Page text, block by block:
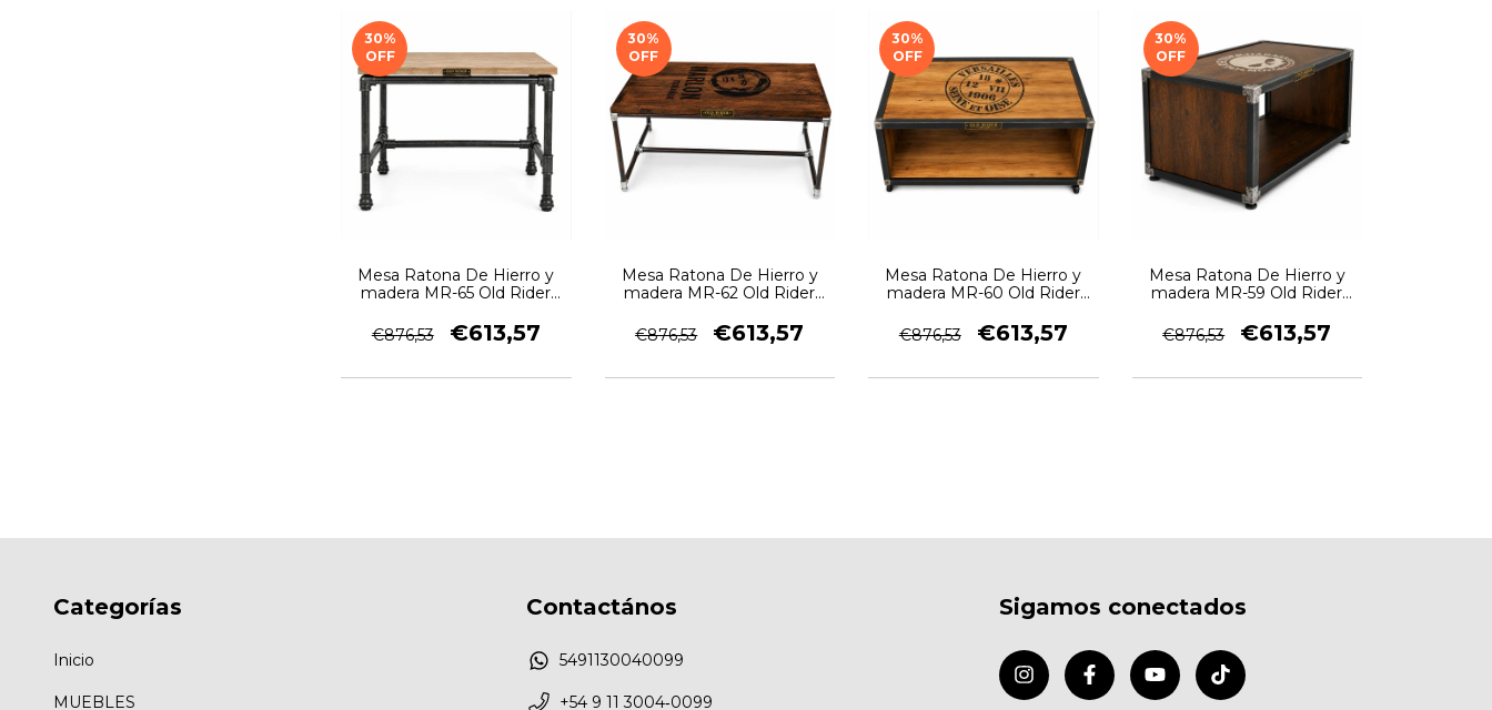
30%
OFF
Mesa Ratona De Hierro y
madera MR-65 Old Rider
€876,53
€613,57
30%
OFF
Mesa Ratona De Hierro y
madera MR-62 Old Rider
€876,53
€613,57
30%
OFF
Mesa Ratona De Hierro y
madera MR-60 Old Rider
€876,53
€613,57
30%
OFF
Mesa Ratona De Hierro y
madera MR-59 Old Rider
€876,53
€613,57
Categorías
Inicio
MUEBLES
Contactános
5491130040099
‪+54 9 11 3004‑0099‬
Sigamos conectados